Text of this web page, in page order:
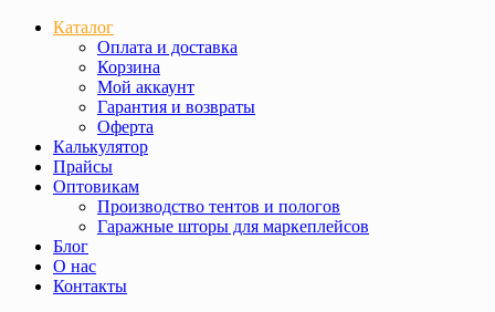
Каталог
Оплата и доставка
Корзина
Мой аккаунт
Гарантия и возвраты
Оферта
Калькулятор
Прайсы
Оптовикам
Производство тентов и пологов
Гаражные шторы для маркеплейсов
Блог
О нас
Контакты